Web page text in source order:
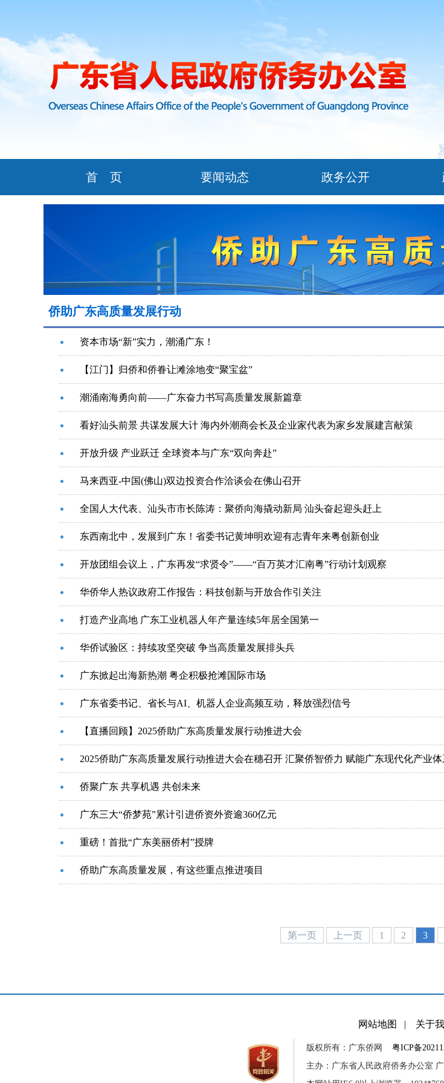
首 页 要闻动态 政务公开
侨助广东高质量发展行动
资本市场“新”实力，潮涌广东！
【江门】归侨和侨眷让滩涂地变“聚宝盆”
潮涌南海勇向前——广东奋力书写高质量发展新篇章
看好汕头前景 共谋发展大计 海内外潮商会长及企业家代表为家乡发展建言献策
开放升级 产业跃迁 全球资本与广东“双向奔赴”
马来西亚-中国(佛山)双边投资合作洽谈会在佛山召开
全国人大代表、汕头市市长陈涛：聚侨向海撬动新局 汕头奋起迎头赶上
东西南北中，发展到广东！省委书记黄坤明欢迎有志青年来粤创新创业
开放团组会议上，广东再发“求贤令”——“百万英才汇南粤”行动计划观察
华侨华人热议政府工作报告：科技创新与开放合作引关注
打造产业高地 广东工业机器人年产量连续5年居全国第一
华侨试验区：持续攻坚突破 争当高质量发展排头兵
广东掀起出海新热潮 粤企积极抢滩国际市场
广东省委书记、省长与AI、机器人企业高频互动，释放强烈信号
【直播回顾】2025侨助广东高质量发展行动推进大会
2025侨助广东高质量发展行动推进大会在穗召开 汇聚侨智侨力 赋能广东现代化产业
侨聚广东 共享机遇 共创未来
广东三大“侨梦苑”累计引进侨资外资逾360亿元
重磅！首批“广东美丽侨村”授牌
侨助广东高质量发展，有这些重点推进项目
第一页 上一页 1 2 3
网站地图 | 关于
版权所有：广东侨网 粤ICP备
主办：广东省人民政府侨务办公室